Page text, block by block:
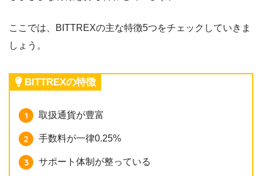
ここでは、BITTREXの主な特徴5つをチェックしていきま
しょう。
BITTREXの特徴
取扱通貨が豊富
手数料が一律0.25%
サポート体制が整っている